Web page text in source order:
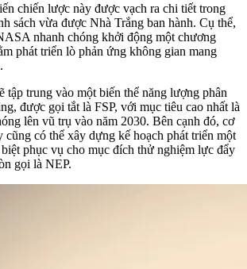
chiến lược này được vạch ra chi tiết trong
sách vừa được Nhà Trắng ban hành. Cụ thể,
nhanh chóng khởi động một chương
phát triển lò phản ứng không gian mang
tập trung vào một biến thể năng lượng phân
được gọi tắt là FSP, với mục tiêu cao nhất là
lên vũ trụ vào năm 2030. Bên cạnh đó, cơ
cũng có thể xây dựng kế hoạch phát triển một
phục vụ cho mục đích thử nghiệm lực đẩy
gọi là NEP.